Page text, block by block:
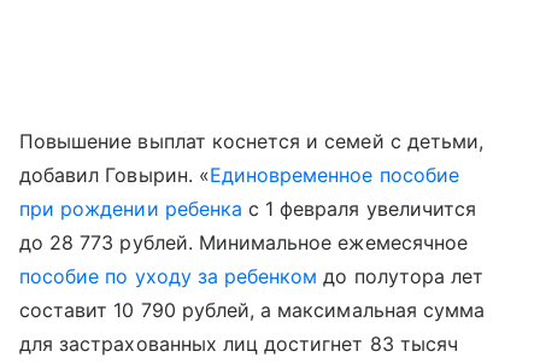
Повышение выплат коснется и семей с детьми,
добавил Говырин. «Единовременное пособие
при рождении ребенка с 1 февраля увеличится
до 28 773 рублей. Минимальное ежемесячное
пособие по уходу за ребенком до полутора лет
составит 10 790 рублей, а максимальная сумма
для застрахованных лиц достигнет 83 тысяч